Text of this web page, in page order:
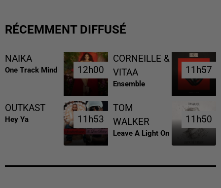
RÉCEMMENT DIFFUSÉ
NAIKA
One Track Mind 12h00
12h00
CORNEILLE &
VITAA
Ensemble
11h57
11h57
OUTKAST
Hey Ya 11h53
11h53
TOM
WALKER
Leave A Light On
11h50
11h50